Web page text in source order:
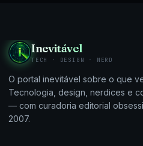
Inevitável
TECH · DESIGN · NERD
O portal inevitável sobre o que
Tecnologia, design, nerdices e
— com curadoria editorial
2007.